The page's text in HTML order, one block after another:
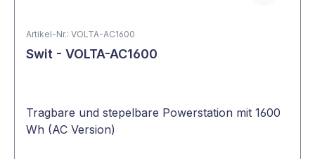
Artikel-Nr.: VOLTA-AC1600
Swit - VOLTA-AC1600
Tragbare und stepelbare Powerstation mit 1600
Wh (AC Version)